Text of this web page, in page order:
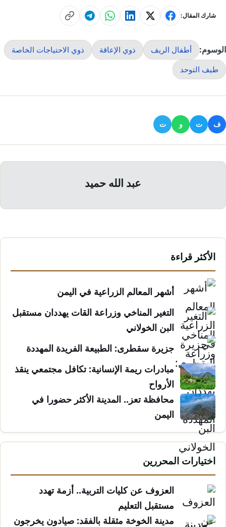
شارك المقال:
الوسوم: أطفال الريف ذوي الإعاقة
ذوي الاحتياجات الخاصة
طيف التوحد
ف ت و ت
عبد الله حميد
الأكثر قراءة
أشهر المعالم الزراعية في اليمن
التغير المناخي وزراعة القات يهددان مستقبل
البن الخولاني
جزيرة سقطرى: الطبيعة الفريدة المهددة
مبادرات ريمة الإنسانية: تكافل مجتمعي ينقذ
الأرواح
محافظة تعز.. المدينة الأكثر حضورا في
اليمن
اختيارات المحررين
العزوف عن كليات التربية.. أزمة تهدد
مستقبل التعليم
مدينة الخوخة مثقلة بالفقد: صيادون يخرجون